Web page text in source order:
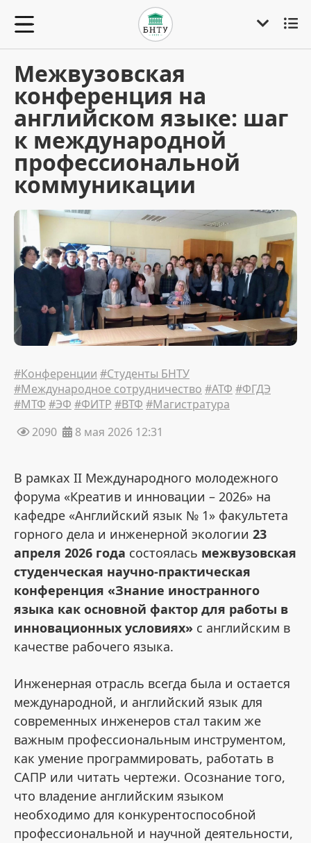
Межвузовская
конференция на
английском языке: шаг
к международной
профессиональной
коммуникации
#Конференции #Студенты БНТУ
#Международное сотрудничество #АТФ #ФГДЭ
#МТФ #ЭФ #ФИТР #ВТФ #Магистратура
2090
8 мая 2026 12:31
В рамках II Международного молодежного
форума «Креатив и инновации – 2026» на
кафедре «Английский язык № 1» факультета
горного дела и инженерной экологии 23
апреля 2026 года состоялась межвузовская
студенческая научно-практическая
конференция «Знание иностранного
языка как основной фактор для работы в
инновационных условиях» с английским в
качестве рабочего языка.
Инженерная отрасль всегда была и остается
международной, и английский язык для
современных инженеров стал таким же
важным профессиональным инструментом,
как умение программировать, работать в
САПР или читать чертежи. Осознание того,
что владение английским языком
необходимо для конкурентоспособной
профессиональной и научной деятельности,